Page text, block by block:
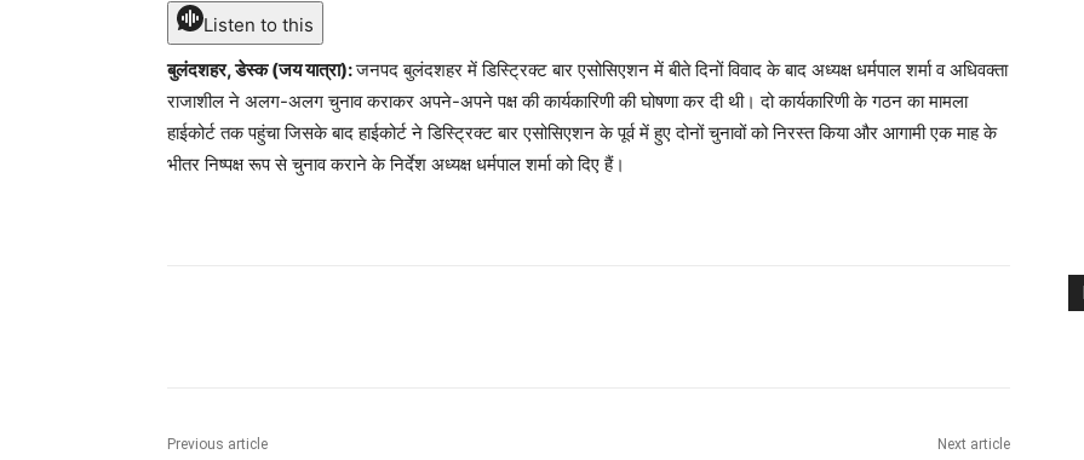
Listen to this
बुलंदशहर, डेस्क (जय यात्रा):जनपद बुलंदशहर में डिस्ट्रिक्ट बार एसोसिएशन में बीते दिनों विवाद के बाद अध्यक्ष धर्मपाल शर्मा व अधिवक्ता
राजाशील ने अलग-अलग चुनाव कराकर अपने-अपने पक्ष की कार्यकारिणी की घोषणा कर दी थी। दो कार्यकारिणी के गठन का मामला
हाईकोर्ट तक पहुंचा जिसके बाद हाईकोर्ट ने डिस्ट्रिक्ट बार एसोसिएशन के पूर्व में हुए दोनों चुनावों को निरस्त किया और आगामी एक माह के
भीतर निष्पक्ष रूप से चुनाव कराने के निर्देश अध्यक्ष धर्मपाल शर्मा को दिए हैं।
Previous article Next article